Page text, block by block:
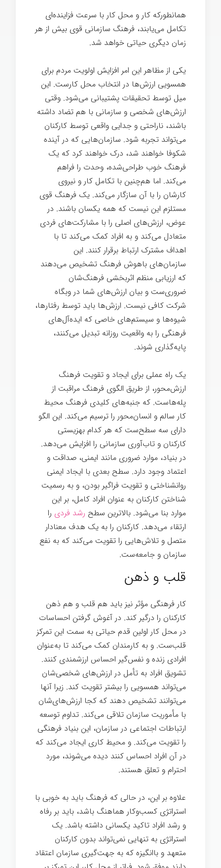
همانطورکه کار و محل کار با سرعت فزاینده‌ای
تکامل می‌یابند، فرهنگ سازمانی قوی بیش از هر
زمان دیگری حیاتی خواهد شد.
یکی از مظاهر این امر افزایش اولویت مردم برای
همسویی ارزش‌ها در انتخاب محل کارست. این
میل توسط تحقیقات پشتیبانی می‌شود. وقتی
ارزش‌های شخصی و سازمانی با هم تضاد داشته
باشند، ناراحتی و جدایی واقعی توسط کارکنان
می‌تواند تجربه شود. سازمان‌هایی که در آینده
شکوفا خواهند شد، درک خواهند کرد که یک
فرهنگ خوب طراحی‌شده، وحدت را فراهم
می‌کند. اما هم‌چنین با تکامل کار و نیروی
کارشان را با آن سازگار می‌کند. یک فرهنگ قوی
مستلزم این نیست که همه یکسان باشند. در
عوض، ارزش‌های اصلی را با مشارکت‌های فردی
متعادل می‌کند و به افراد کمک می‌کند تا با
اهداف مشترک ارتباط برقرار کنند. این
سازمان‌های باهوش فرهنگ تشخیص می‌دهند
که ارزیابی منظم اثربخشی فرهنگ‌شان
ضروری‌ست و بیان ارزش‌های شما در وبگاه
شرکت کافی نیست. ارزش‌ها باید توسط رفتارها،
شیوه‌ها و سیستم‌های خاصی که ایده‌آل‌های
فرهنگی را به واقعیت روزانه تبدیل می‌کنند،
پایه‌گذاری شوند.
یک راه عملی برای ایجاد و تقویت فرهنگ
ارزش‌محور، از طریق الگوی فرهنگ مراقبت از
پله‌هاست. که جنبه‌های کلیدی فرهنگ محیط
کار سالم و انسان‌محور را ترسیم می‌کند. این الگو
دارای سه سطح‌ست که هر کدام بهزیستی
کارکنان و تاب‌آوری سازمانی را افزایش می‌دهد.
در بنیاد، موارد ضروری مانند ایمنی، صداقت و
اعتماد وجود دارد. سطح بعدی با ایجاد ایمنی
روانشناختی و تقویت فراگیر بودن، و به رسمیت
شناختن کارکنان به عنوان افراد کامل، بر این
موارد بنا می‌شود. بالاترین سطح رشد فردی را
ارتقاء می‌دهد. کارکنان را به یک هدف معنادار
متصل و تلاش‌هایی را تقویت می‌کند که به نفع
سازمان و جامعه‌ست.
قلب و ذهن
کار فرهنگی مؤثر نیز باید هم قلب و هم ذهن
کارکنان را درگیر کند. در آغوش گرفتن احساسات
در محل کار اولین قدم حیاتی به سمت این تمرکز
قلب‌ست. و به کارمندان کمک می‌کند تا به‌عنوان
افرادی زنده و نفس‌گیر احساس ارزشمندی کنند.
تشویق افراد به تأمل در ارزش‌های شخصی‌شان
می‌تواند همسویی را بیشتر تقویت کند. زیرا آنها
می‌توانند تشخیص دهند که کجا ارزش‌های‌شان
با مأموریت سازمان تلاقی می‌کند. تداوم توسعه
ارتباطات اجتماعی در سازمان، این بنیاد فرهنگی
را تقویت می‌کند. و محیط کاری ایجاد می‌کند که
در آن افراد احساس کنند دیده می‌شوند، مورد
احترام و تعلق هستند.
علاوه بر این، در حالی که فرهنگ باید به خوبی با
استراتژی کسب‌وکار هماهنگ باشد، باید بر رفاه
و رشد افراد تاکید یکسانی داشته باشد. یک
استراتژی به تنهایی نمی‌تواند بدون کارکنان
متعهد و باانگیزه که به جهت‌گیری سازمان اعتقاد